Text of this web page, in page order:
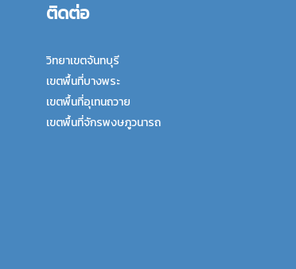
ติดต่อ
วิทยาเขตจันทบุรี
เขตพื้นที่บางพระ
เขตพื้นที่อุเทนถวาย
เขตพื้นที่จักรพงษภูวนารถ